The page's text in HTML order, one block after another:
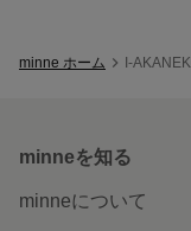
minne ホーム I-
minneを知る
minneについて